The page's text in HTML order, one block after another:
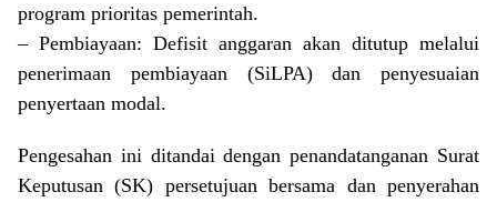
program prioritas pemerintah.
– Pembiayaan: Defisit anggaran akan ditutup melalui
penerimaan pembiayaan (SiLPA) dan penyesuaian
penyertaan modal.
Pengesahan ini ditandai dengan penandatanganan Surat
Keputusan (SK) persetujuan bersama dan penyerahan